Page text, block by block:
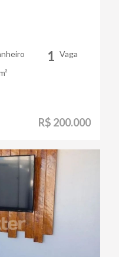
1 Vaga
R$ 200.000